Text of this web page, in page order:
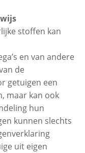
stoffen kan
en van andere
de
getuigen een
maar kan ook
hun
kunnen slechts
uit eigen